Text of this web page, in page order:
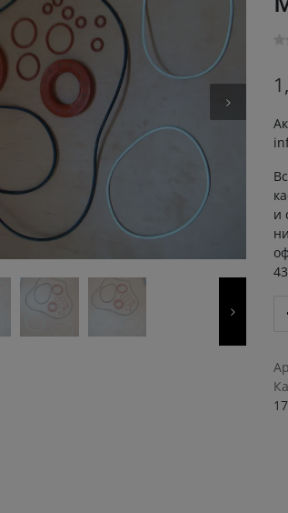
и